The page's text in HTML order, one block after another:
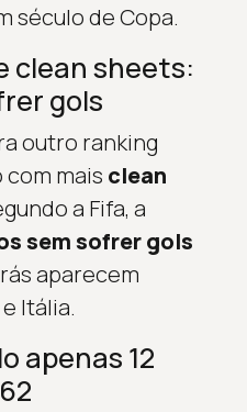
século de Copa.
clean sheets:
gols
outro ranking
mais clean
a Fifa, a
sem sofrer gols
aparecem
Itália.
apenas 12